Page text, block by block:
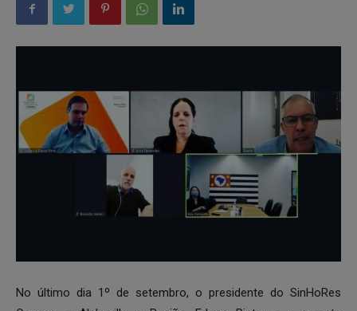
No último dia 1º de setembro, o presidente do SinHoRes